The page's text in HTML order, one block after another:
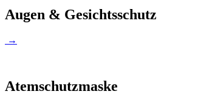
Augen & Gesichtsschutz
→
Atemschutzmaske